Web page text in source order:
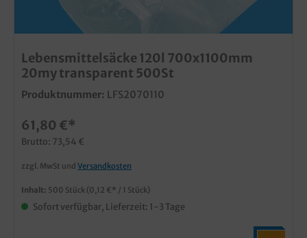
Lebensmittelsäcke 120l 700x1100mm
20my transparent 500St
Produktnummer: LFS2070110
61,80 €*
Brutto: 73,54 €
zzgl. MwSt und Versandkosten
Inhalt: 500 Stück (0,12 €* / 1 Stück)
Sofort verfügbar, Lieferzeit: 1-3 Tage